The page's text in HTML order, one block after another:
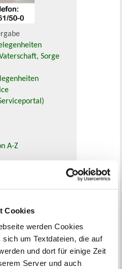
Cookies
werden Cookies
um Textdateien, die auf
und dort für einige Zeit
Server und auch
Sorge
A-Z
September >
1
2
6 7 8
9
14 15
16